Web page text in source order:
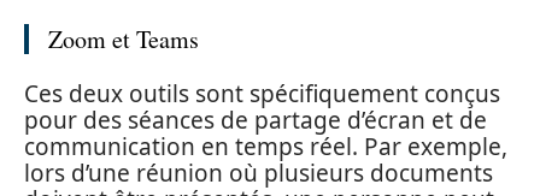
Zoom et Teams
Ces deux outils sont spécifiquement conçus
pour des séances de partage d’écran et de
communication en temps réel. Par exemple,
lors d’une réunion où plusieurs documents